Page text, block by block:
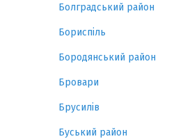
Болградський район
Бориспіль
Бородянський район
Бровари
Брусилів
Буський район